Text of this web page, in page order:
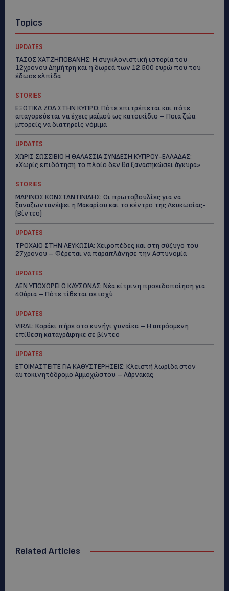
Topics
UPDATES
ΤΑΣΟΣ ΧΑΤΖΗΓΙΟΒΑΝΗΣ: Η συγκλονιστική ιστορία του
12χρονου Δημήτρη και η δωρεά των 12.500 ευρώ που του
έδωσε ελπίδα
STORIES
ΕΞΩΤΙΚΑ ΖΩΑ ΣΤΗΝ ΚΥΠΡΟ: Πότε επιτρέπεται και πότε
απαγορεύεται να έχεις μαϊμού ως κατοικίδιο – Ποια ζώα
μπορείς να διατηρείς νόμιμα
UPDATES
ΧΩΡΙΣ ΣΩΣΣΙΒΙΟ Η ΘΑΛΑΣΣΙΑ ΣΥΝΔΕΣΗ ΚΥΠΡΟΥ-ΕΛΛΑΔΑΣ:
«Χωρίς επιδότηση το πλοίο δεν θα ξανασηκώσει άγκυρα»
STORIES
ΜΑΡΙΝΟΣ ΚΩΝΣΤΑΝΤΙΝΙΔΗΣ: Οι πρωτοβουλίες για να
ξαναζωντανέψει η Μακαρίου και το κέντρο της Λευκωσίας-
(Βίντεο)
UPDATES
ΤΡΟΧΑΙΟ ΣΤΗΝ ΛΕΥΚΩΣΙΑ: Χειροπέδες και στη σύζυγο του
27χρονου – Φέρεται να παραπλάνησε την Αστυνομία
UPDATES
ΔΕΝ ΥΠΟΧΩΡΕΙ Ο ΚΑΥΣΩΝΑΣ: Νέα κίτρινη προειδοποίηση για
40άρια – Πότε τίθεται σε ισχύ
UPDATES
VIRAL: Κοράκι πήρε στο κυνήγι γυναίκα – Η απρόσμενη
επίθεση καταγράφηκε σε βίντεο
UPDATES
ΕΤΟΙΜΑΣΤΕΙΤΕ ΓΙΑ ΚΑΘΥΣΤΕΡΗΣΕΙΣ: Κλειστή λωρίδα στον
αυτοκινητόδρομο Αμμοχώστου – Λάρνακας
Related Articles